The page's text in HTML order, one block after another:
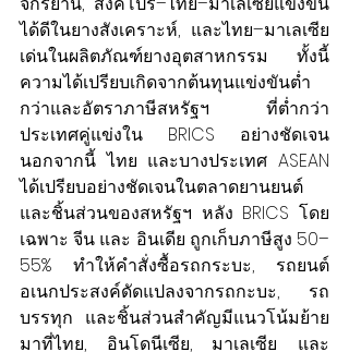
ได้ดีในยางสังเคราะห์, และไทย–มาเลเซีย
เด่นในผลิตภัณฑ์ยางอุตสาหกรรม ทั้งนี้
ความได้เปรียบเกิดจากต้นทุนแข่งขันต่ำ
กว่าและอัตราภาษีสหรัฐฯ ที่ต่ำกว่า
ประเทศคู่แข่งใน BRICS อย่างชัดเจน
นอกจากนี้ ไทย และบางประเทศ ASEAN
ได้เปรียบอย่างชัดเจนในตลาดยานยนต์
และชิ้นส่วนของสหรัฐฯ หลัง BRICS โดย
เฉพาะ จีน และ อินเดีย ถูกเก็บภาษีสูง 50–
55% ทำให้คำสั่งซื้อรถกระบะ, รถยนต์
อเนกประสงค์ดัดแปลงจากรถกะบะ, รถ
บรรทุก และชิ้นส่วนสำคัญมีแนวโน้มย้าย
มาที่ไทย, อินโดนีเซีย, มาเลเซีย และ